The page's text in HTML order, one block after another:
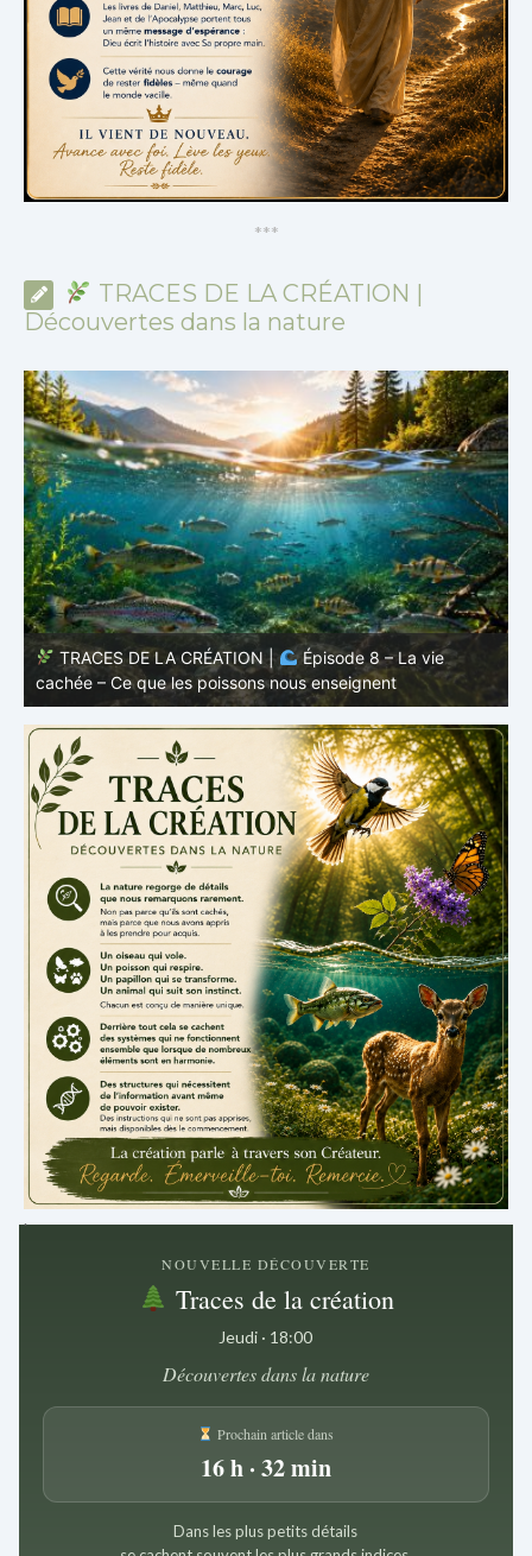
***
TRACES DE LA CRÉATION |
Découvertes dans la nature
TRACES DE LA CRÉATION |
Épisode 7: La vie cachée
– Pourquoi les poissons restent des poissons
.
NOUVELLE DÉCOUVERTE
Traces de la création
Jeudi · 18:00
Découvertes dans la nature
Prochain article dans
16 h · 32 min
Dans les plus petits détails